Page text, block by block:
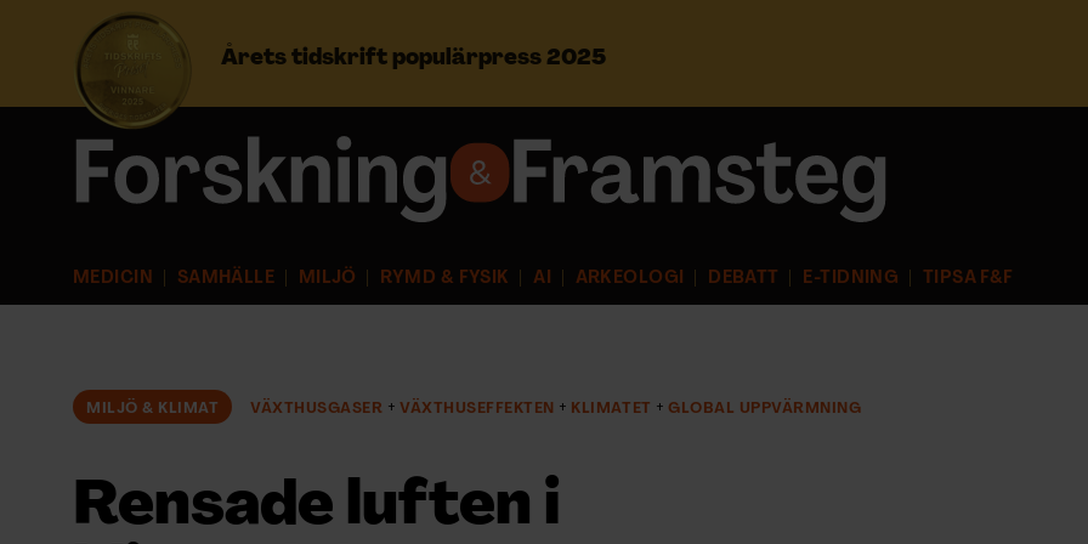
Årets tidskrift populärpress 2025
MEDICIN SAMHÄLLE MILJÖ RYMD & FYSIK AI ARKEOLOGI DEBATT E-TIDNING TIPSA F&F
r
Prenumerera
NYHETSBREV
ARKIV & E-TIDNING
LYSSNA/PODD
MILJÖ & KLIMAT VÄXTHUSGASER VÄXTHUSEFFEKTEN KLIMATET GLOBAL UPPVÄRMNING
Rensade luften i